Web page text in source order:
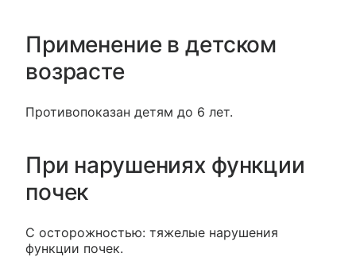
Применение в детском
возрасте
Противопоказан детям до 6 лет.
При нарушениях функции
почек
С осторожностью: тяжелые нарушения
функции почек.